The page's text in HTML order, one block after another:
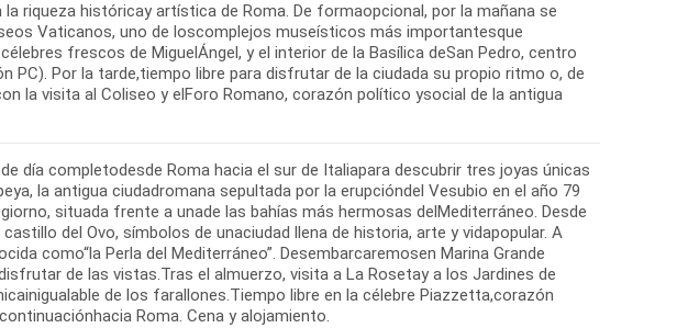
riqueza históricay artística de Roma. De formaopcional, por la mañana se
Vaticanos, uno de loscomplejos museísticos más importantesque
frescos de MiguelÁngel, y el interior de la Basílica deSan Pedro, centro
PC). Por la tarde,tiempo libre para disfrutar de la ciudada su propio ritmo o, de
la visita al Coliseo y elForo Romano, corazón político ysocial de la antigua
día completodesde Roma hacia el sur de Italiapara descubrir tres joyas únicas
la antigua ciudadromana sepultada por la erupcióndel Vesubio en el año 79
situada frente a unade las bahías más hermosas delMediterráneo. Desde
del Ovo, símbolos de unaciudad llena de historia, arte y vidapopular. A
como“la Perla del Mediterráneo”. Desembarcaremosen Marina Grande
de las vistas.Tras el almuerzo, visita a La Rosetay a los Jardines de
de los farallones.Tiempo libre en la célebre Piazzetta,corazón
Roma. Cena y alojamiento.